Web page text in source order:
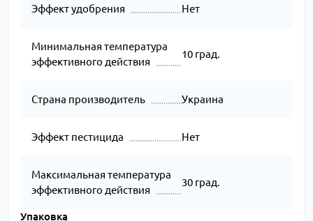
Эффект удобрения Нет
Минимальная температура
эффективного действия
10 град.
Страна производитель Украина
Эффект пестицида Нет
Максимальная температура
эффективного действия
30 град.
Упаковка